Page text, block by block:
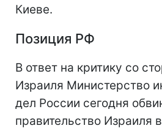
Киеве.
Позиция РФ
В ответ на критику со
Израиля Министерство
дел России сегодня
правительство Израиля